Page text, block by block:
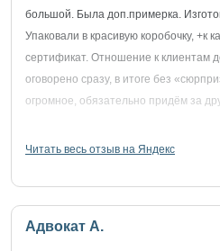
большой. Была доп.примерка.
Упаковали в красивую коробочку, +к
сертификат. Отношение к клиентам
оговорено сразу, в итоге без
огромное, обязательно придём за
Читать весь отзыв на Яндекс
Адвокат А.